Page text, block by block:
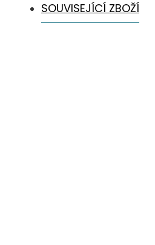
SOUVISEJÍCÍ ZBOŽÍ